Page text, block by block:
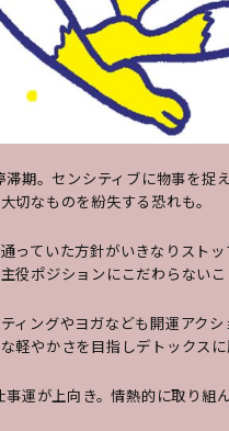
滞期。センシティブに物事を捉
切なものを紛失する恐れも。
っていた方針がいきなりスト
役ポジションにこだわらないこ
ィングやヨガなども開運アク
軽やかさを目指しデトックスに
事運が上向き。情熱的に取り組